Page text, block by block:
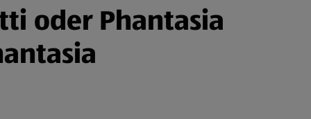
oder Phantasia